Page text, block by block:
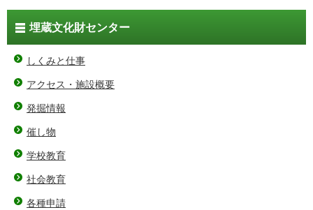
埋蔵文化財センター
しくみと仕事
アクセス・施設概要
発掘情報
催し物
学校教育
社会教育
各種申請